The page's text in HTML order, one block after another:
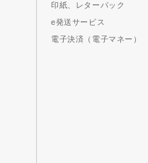
印紙、レターパック
e発送サービス
電子決済（電子マネー）